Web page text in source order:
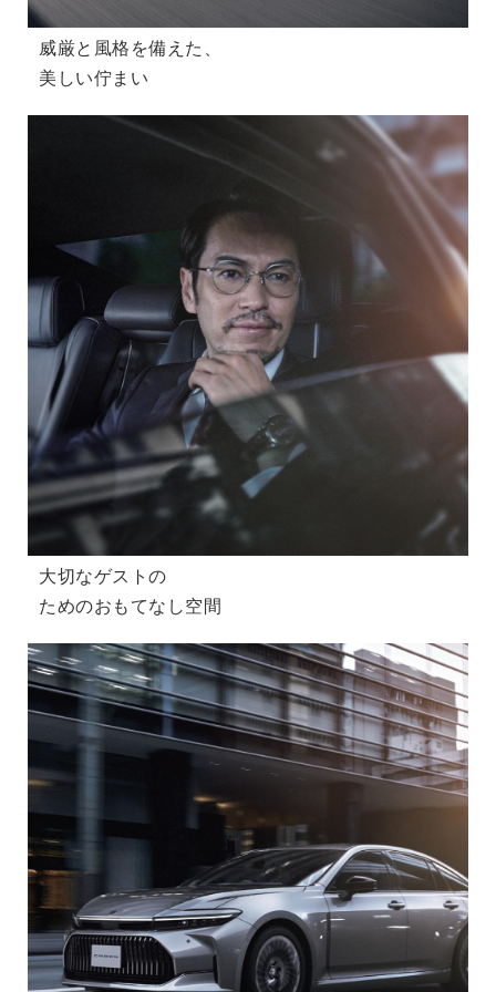
威厳と風格を備えた、
美しい佇まい
大切なゲストの
ためのおもてなし空間